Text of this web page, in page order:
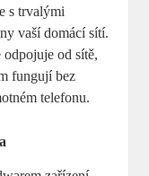
s trvalými
vaší domácí sítí.
odpojuje od sítě,
fungují bez
telefonu.